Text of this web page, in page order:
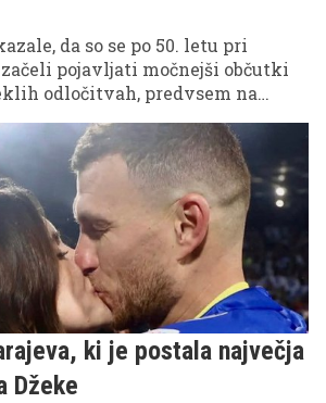
da so se po 50. letu pri
pojavljati močnejši občutki
odločitvah, predvsem na
ki je postala največja
Džeke